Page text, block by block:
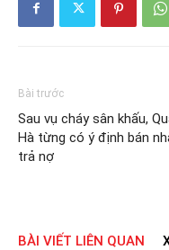
Bài trước
Sau vụ cháy sân khấu,
Hà từng có ý định bán
trả nợ
BÀI VIẾT LIÊN QUAN